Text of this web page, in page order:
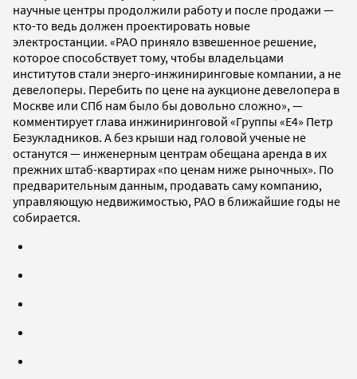
научные центры продолжили работу и после продажи —
кто-то ведь должен проектировать новые
электростанции. «РАО приняло взвешенное решение,
которое способствует тому, чтобы владельцами
институтов стали энерго-инжиниринговые компании, а не
девелоперы. Перебить по цене на аукционе девелопера в
Москве или СПб нам было бы довольно сложно», —
комментирует глава инжиниринговой «Группы «Е4» Петр
Безукладников. А без крыши над головой ученые не
останутся — инженерным центрам обещана аренда в их
прежних штаб-квартирах «по ценам ниже рыночных». По
предварительным данным, продавать саму компанию,
управляющую недвижимостью, РАО в ближайшие годы не
собирается.